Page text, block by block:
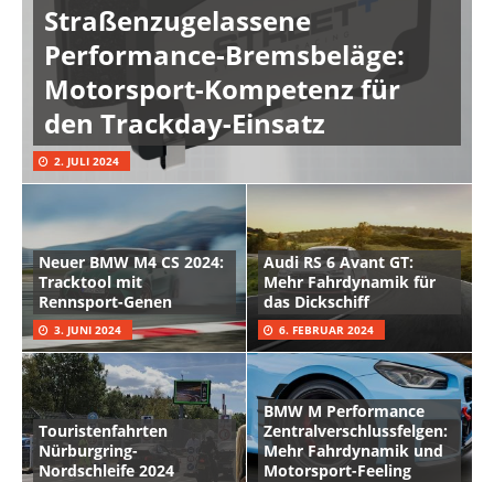
Straßenzugelassene
Performance-Bremsbeläge:
Motorsport-Kompetenz für
den Trackday-Einsatz
2. JULI 2024
Neuer BMW M4 CS 2024:
Tracktool mit
Rennsport-Genen
3. JUNI 2024
Audi RS 6 Avant GT:
Mehr Fahrdynamik für
das Dickschiff
6. FEBRUAR 2024
Touristenfahrten
Nürburgring-
Nordschleife 2024
BMW M Performance
Zentralverschlussfelgen:
Mehr Fahrdynamik und
Motorsport-Feeling